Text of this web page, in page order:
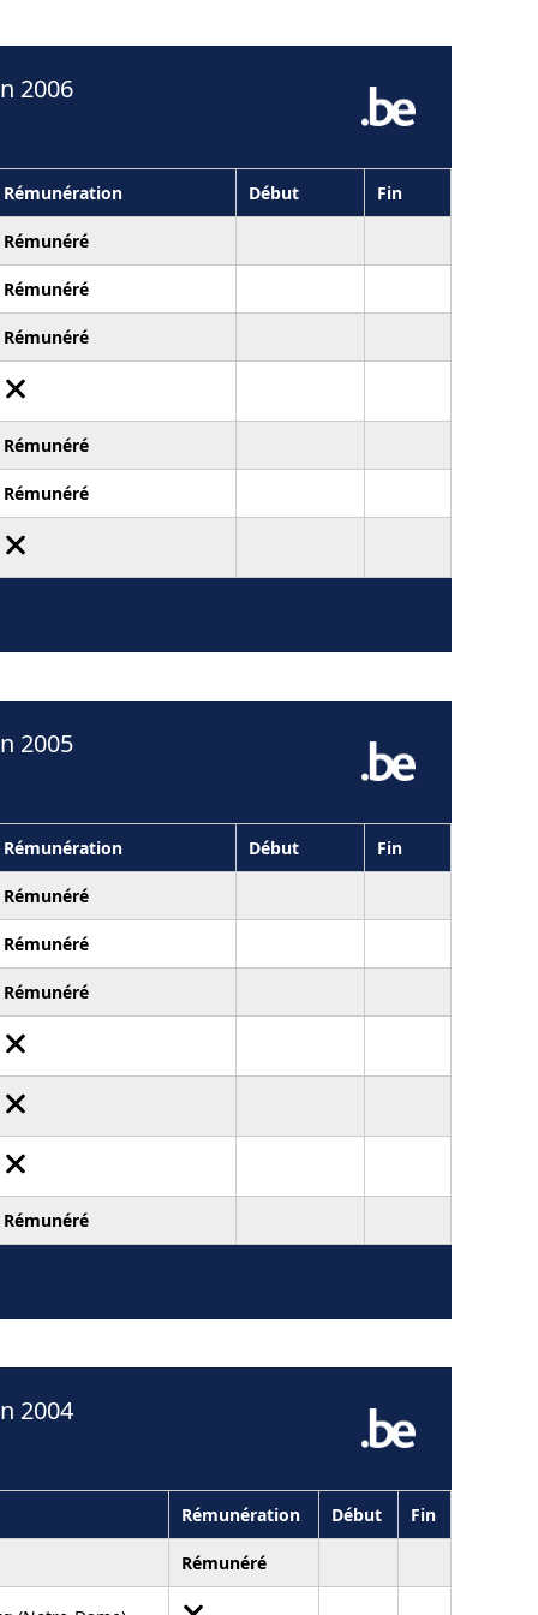
2006
Rémunération Début Fin
Rémunéré
Rémunéré
Rémunéré
Rémunéré
Rémunéré
2005
Rémunération Début Fin
Rémunéré
Rémunéré
Rémunéré
Rémunéré
2004
Rémunération Début Fin
Rémunéré